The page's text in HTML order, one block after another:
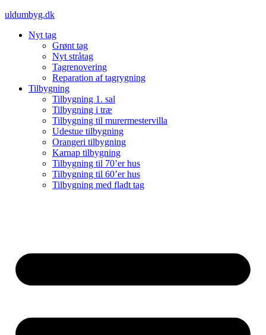
Videre
indhold
uldumbyg.dk
Nyt tag
Grønt tag
Nyt stråtag
Tagrenovering
Reparation af tagrygning
Tilbygning
Tilbygning 1. sal
Tilbygning i træ
Tilbygning til murermestervilla
Udestue tilbygning
Orangeri tilbygning
Karnap tilbygning
Tilbygning til 70’er hus
Tilbygning til 60’er hus
Tilbygning med fladt tag